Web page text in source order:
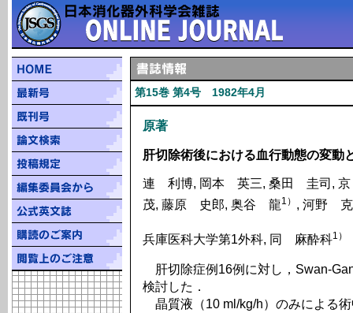
第15巻 第4号 1982年4月
原著
肝切除術後における血行動態の変動
連 利博, 岡本 英三, 桑田 圭司,
茂, 藤原 史郎, 奥谷 龍1） , 河野
兵庫医科大学第1外科, 同 麻酔科1）
肝切除症例16例に対し，Swan-
検討した．
晶質液（10 ml/kg/h）のみによる